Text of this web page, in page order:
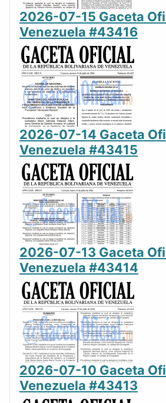
2026-07-15 Gaceta
Venezuela #43416
2026-07-14 Gaceta
Venezuela #43415
2026-07-13 Gaceta
Venezuela #43414
2026-07-10 Gaceta
Venezuela #43413